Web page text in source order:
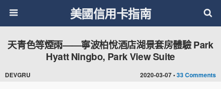
美國信用卡指南
2020-03-07 •33 Comments
天青色等煙雨——寧波柏悅酒店湖景套房體驗 Park
Hyatt Ningbo, Park View Suite
DEVGRU